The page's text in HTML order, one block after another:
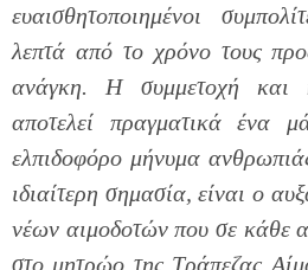
ευαισθητοποιημένοι
λεπτά από το χρόνο τους
ανάγκη. Η συμμετοχή και
αποτελεί πραγματικά ένα
ελπιδοφόρο μήνυμα
ιδιαίτερη σημασία, είναι ο
νέων αιμοδοτών που σε κάθε
στο μητρώο της Τράπεζας